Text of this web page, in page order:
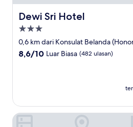
Dewi Sri Hotel
Dewi Sri Hotel
Properti
bintang
3.0
0,6 km dari Konsulat Belanda
8.6
ulasan)
8,6/10 Luar Biasa (482 ulasan)
Sheraton Bali Kuta Resort